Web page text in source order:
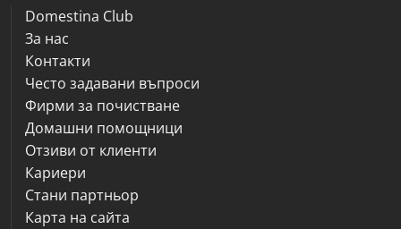
Domestina Club
За нас
Контакти
Често задавани въпроси
Фирми за почистване
Домашни помощници
Отзиви от клиенти
Кариери
Стани партньор
Карта на сайта